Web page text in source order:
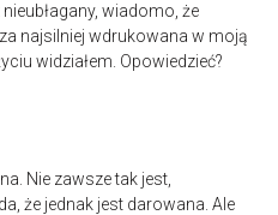
wiadomo, że
najsilniej wdrukowana w moją
widziałem. Opowiedzieć?
Nie zawsze tak jest,
że jednak jest darowana. Ale